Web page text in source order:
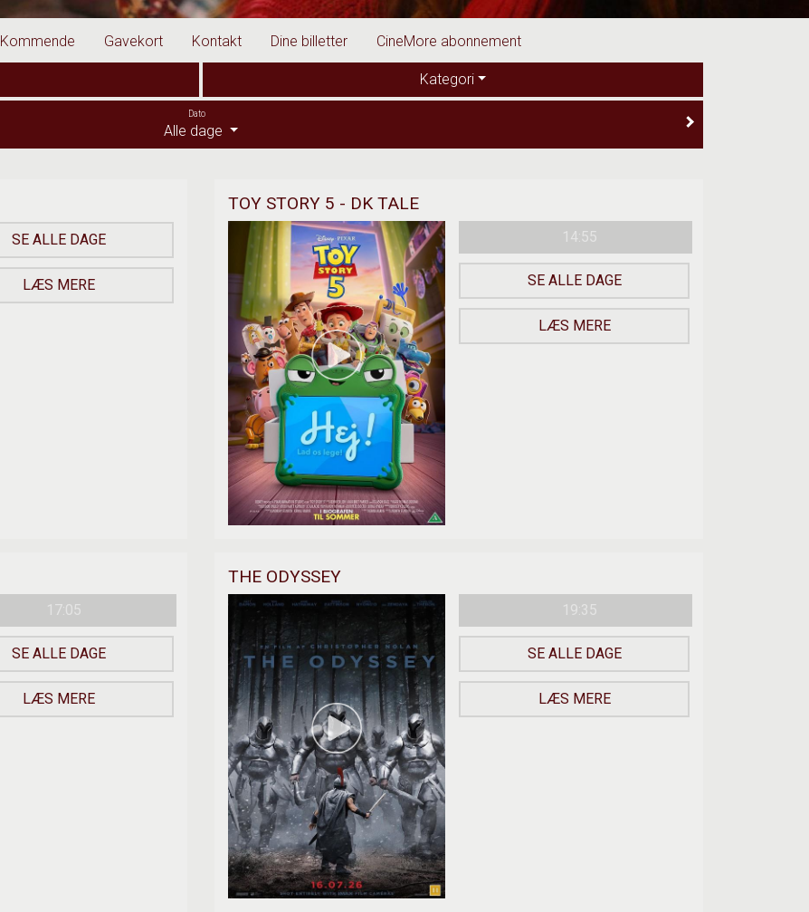
Kommende Gavekort Kontakt Dine billetter CineMore abonnement
Kategori
Dato
Alle dage
SE ALLE DAGE
LÆS MERE
TOY STORY 5 - DK TALE
14:55
SE ALLE DAGE
LÆS MERE
17:05
SE ALLE DAGE
LÆS MERE
THE ODYSSEY
19:35
SE ALLE DAGE
LÆS MERE